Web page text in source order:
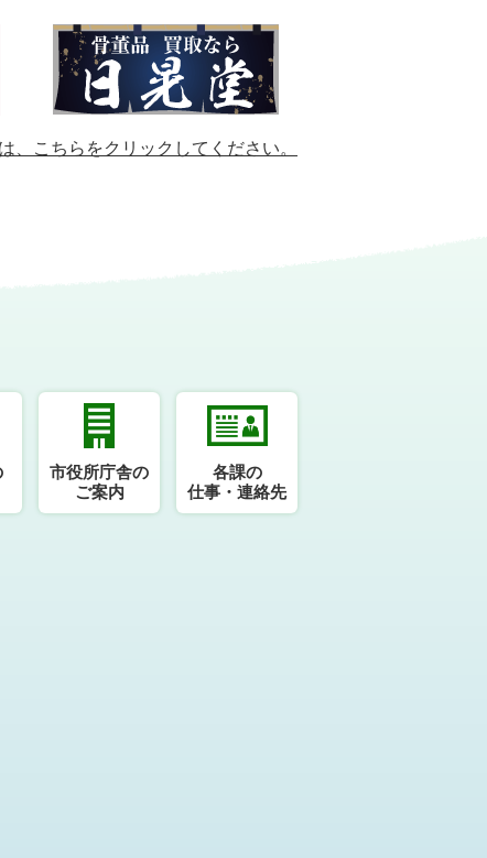
、 こちらをクリックしてください。
市役所庁舎の
ご案内
各課の
仕事・連絡先